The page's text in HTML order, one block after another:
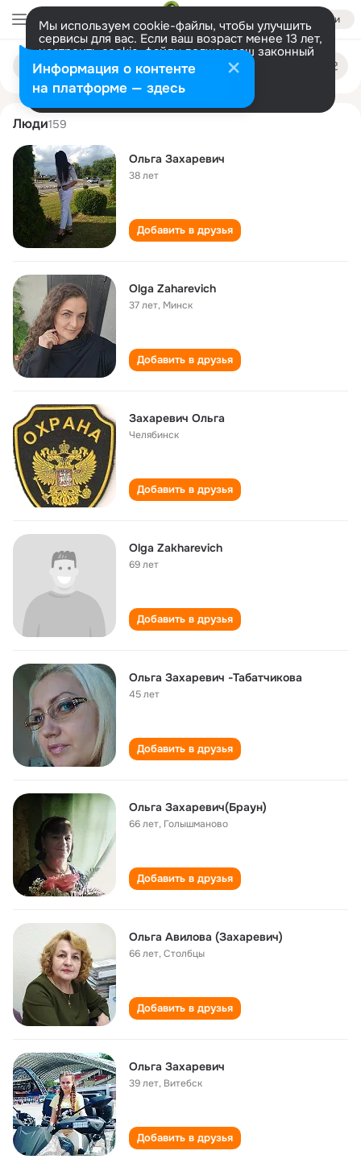
Войти
Мы используем cookie-файлы, чтобы улучшить
сервисы для вас. Если ваш возраст менее 13 лет,
настроить cookie-файлы должен ваш законный
представитель. Больше информации
Разрешить все Настроить
Поиск
людям
olga zakharevich
Люди159
Ольга Захаревич
38 лет
Добавить в друзья
Olga Zaharevich
37 лет, Минск
Добавить в друзья
Захаревич Ольга
Челябинск
Добавить в друзья
Olga Zakharevich
69 лет
Добавить в друзья
Ольга Захаревич -Табатчикова
45 лет
Добавить в друзья
Ольга Захаревич(Браун)
66 лет, Голышманово
Добавить в друзья
Ольга Авилова (Захаревич)
66 лет,Столбцы
Добавить в друзья
Ольга Захаревич
39 лет, Витебск
Добавить в друзья
Информация о контенте
на платформе — здесь